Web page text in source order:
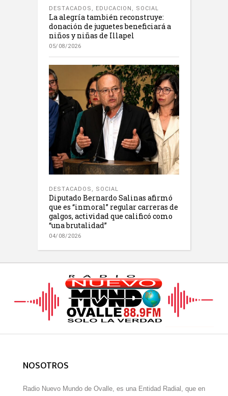
DESTACADOS , EDUCACION , SOCIAL
La alegría también reconstruye:
donación de juguetes beneficiará a
niños y niñas de Illapel
05/08/2026
DESTACADOS , SOCIAL
Diputado Bernardo Salinas afirmó
que es “inmoral” regular carreras de
galgos, actividad que calificó como
“una brutalidad”
04/08/2026
NOSOTROS
Radio Nuevo Mundo de Ovalle, es una Entidad Radial, que en